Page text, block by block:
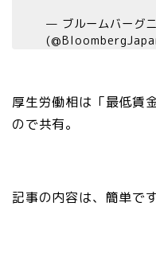
— ブルームバーグ
厚生労働相は「最低賃
ので共有。
記事の内容は、簡単で